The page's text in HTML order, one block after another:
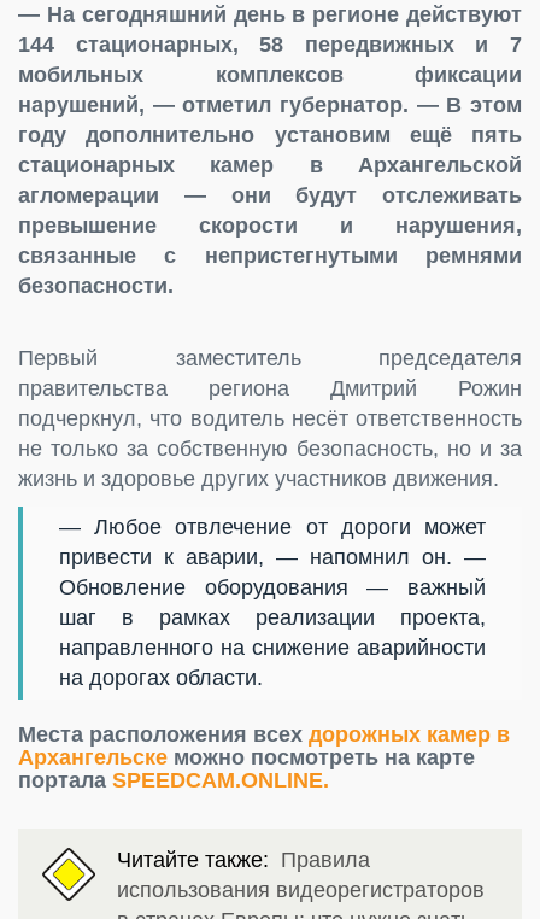
— На сегодняшний день в регионе действуют
144 стационарных, 58 передвижных и 7
мобильных комплексов фиксации
нарушений, — отметил губернатор. — В этом
году дополнительно установим ещё пять
стационарных камер в Архангельской
агломерации — они будут отслеживать
превышение скорости и нарушения,
связанные с непристегнутыми ремнями
безопасности.
Первый заместитель председателя
правительства региона Дмитрий Рожин
подчеркнул, что водитель несёт ответственность
не только за собственную безопасность, но и за
жизнь и здоровье других участников движения.
— Любое отвлечение от дороги может
привести к аварии, — напомнил он. —
Обновление оборудования — важный
шаг в рамках реализации проекта,
направленного на снижение аварийности
на дорогах области.
Места расположения всех дорожных камер в
Архангельске можно посмотреть на карте
портала SPEEDCAM.ONLINE.
Читайте также: Правила
использования видеорегистраторов